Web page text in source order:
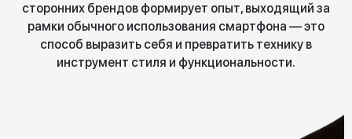
сторонних брендов формирует опыт, выходящий за
рамки обычного использования смартфона — это
способ выразить себя и превратить технику в
инструмент стиля и функциональности.